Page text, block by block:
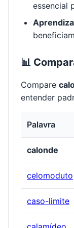
essencial
📊
Compare
entender
Palavra
calonde
celomoduto
caso-limite